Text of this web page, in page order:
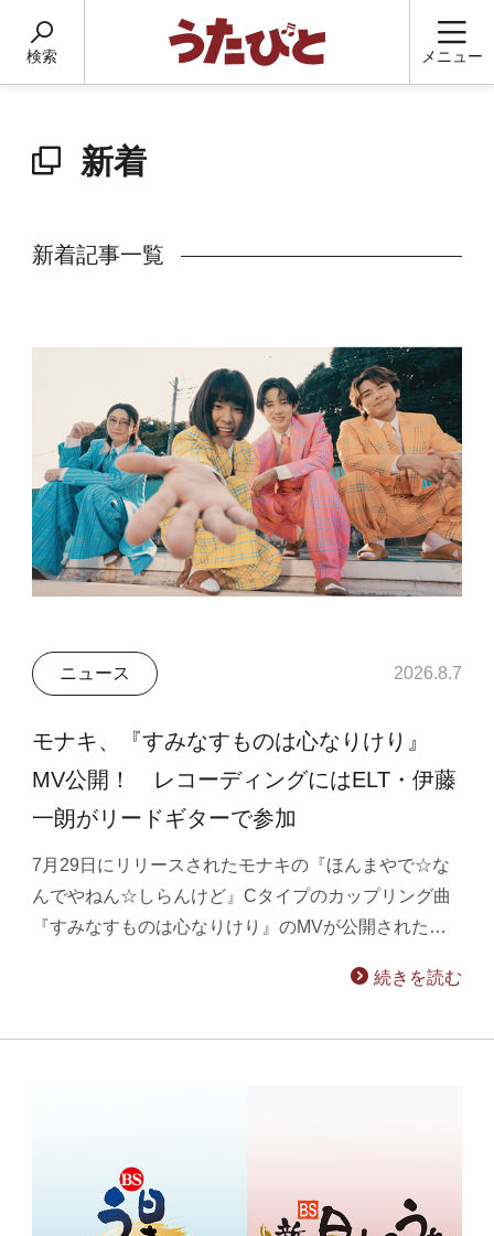
検索 メニュー
新着
新着記事一覧
ニュース 2026.8.7
モナキ、『すみなすものは心なりけり』
MV公開！ レコーディングにはELT・伊藤
一朗がリードギターで参加
7月29日にリリースされたモナキの『ほんまやで☆な
んでやねん☆しらんけど』Cタイプのカップリング曲
『すみなすものは心なりけり』のMVが公開された…
続きを読む